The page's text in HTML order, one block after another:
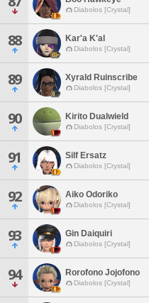
Diabolos [Crystal]
88 Kar'a K'al
Diabolos [Crystal]
89 Xyrald Ruinscribe
Diabolos [Crystal]
90 Kirito Dualwield
Diabolos [Crystal]
91 Silf Ersatz
Diabolos [Crystal]
92 Aiko Odoriko
Diabolos [Crystal]
93 Gin Daiquiri
Diabolos [Crystal]
94 Rorofono Jojofono
Diabolos [Crystal]